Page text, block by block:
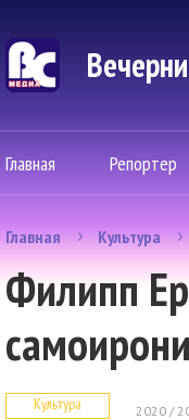
Главная Репортер
Главная Культура
Филипп
Культура 2020 /